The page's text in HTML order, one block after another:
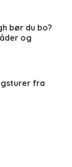
bør du bo?
og
fra